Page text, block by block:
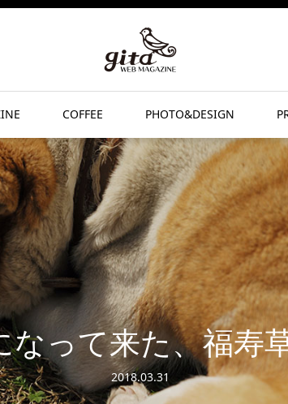
COFFEE PHOTO&DESIGN
なって来た、福寿
2018.03.31